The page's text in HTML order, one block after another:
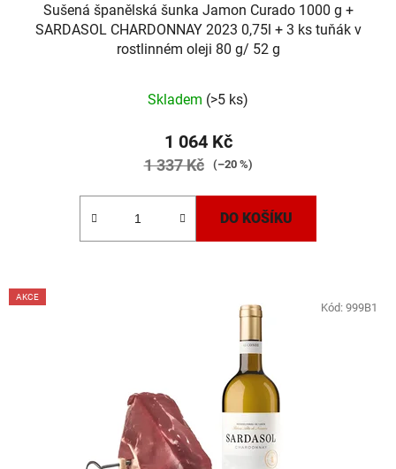
Sušená španělská šunka Jamon Curado 1000 g +
SARDASOL CHARDONNAY 2023 0,75l + 3 ks tuňák v
rostlinném oleji 80 g/ 52 g
Skladem (>5 ks)
1 064 Kč
1 337 Kč (–20 %)
DO KOŠÍKU
AKCE
Kód: 999B1